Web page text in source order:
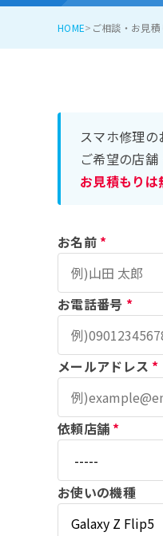
HOME ご相談・お見積
スマホ修理の
ご希望の店
お見積もり
お名前 *
お電話番号 *
メールアドレス *
依頼店舗 *
お使いの機種